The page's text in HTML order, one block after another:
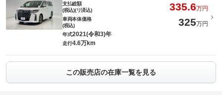
支払総額
(税込)(リ済込)
335.6万円
車両本体価格
(税込)
325万円
年式2021(令和3)年
走行4.6万km
この販売店の在庫一覧を見る